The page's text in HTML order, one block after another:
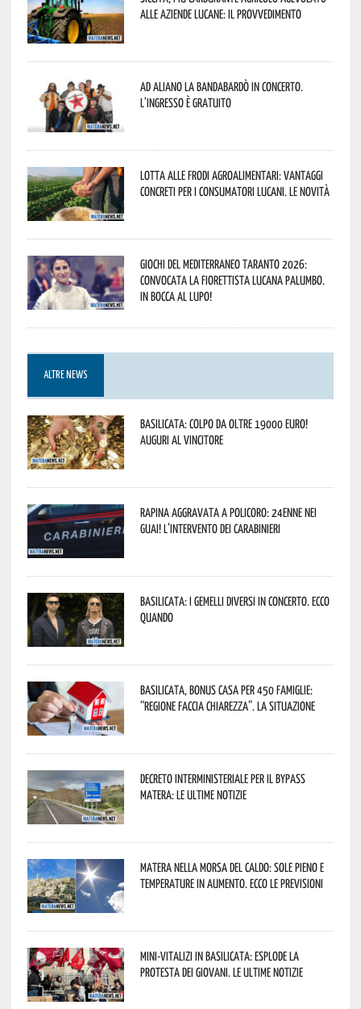
alle aziende lucane: il provvedimento
Ad Aliano la Bandabardò in concerto.
L’ingresso è gratuito
Lotta alle frodi agroalimentari: vantaggi
concreti per i consumatori lucani. Le novità
Giochi del Mediterraneo Taranto 2026:
convocata la fiorettista lucana Palumbo.
In bocca al lupo!
ALTRE NEWS
Basilicata: colpo da oltre 19000 Euro!
Auguri al vincitore
Rapina aggravata a Policoro: 24enne nei
guai! L’intervento dei Carabinieri
Basilicata: i Gemelli DiVersi in concerto. Ecco
quando
Basilicata, Bonus casa per 450 famiglie:
“Regione faccia chiarezza”. La situazione
Decreto interministeriale per il Bypass
Matera: le ultime notizie
Matera nella morsa del caldo: sole pieno e
temperature in aumento. Ecco le previsioni
Mini-vitalizi in Basilicata: esplode la
protesta dei giovani. Le ultime notizie